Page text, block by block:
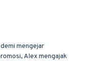
mengejar
Alex mengajak